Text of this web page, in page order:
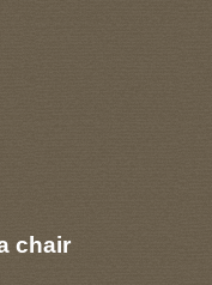
chair